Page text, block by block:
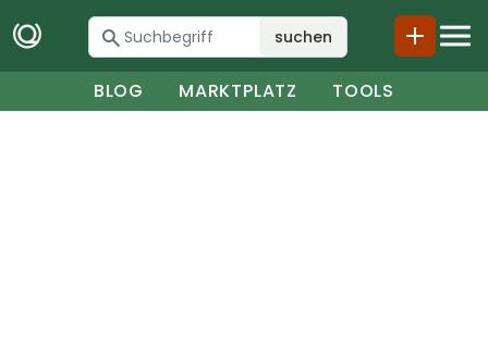
suchen
BLOG MARKTPLATZ TOOLS